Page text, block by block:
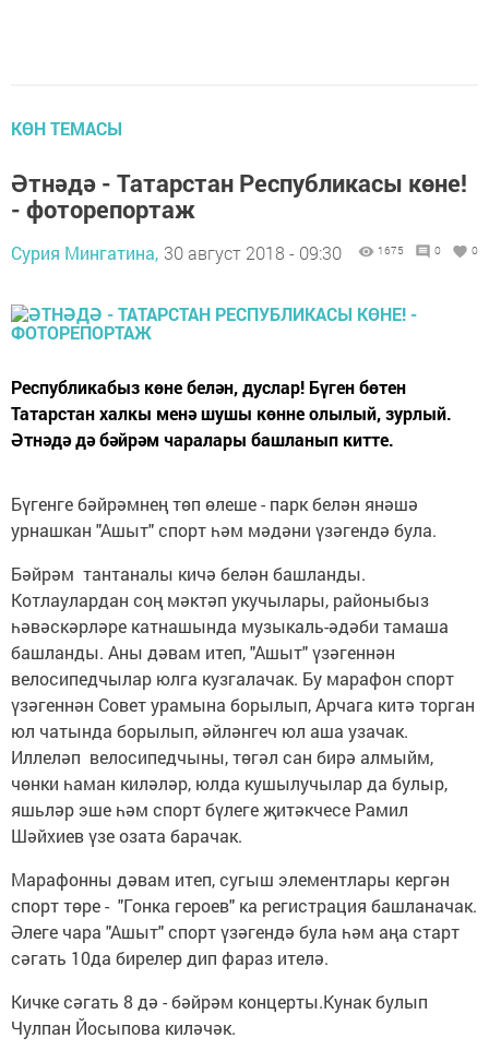
КӨН ТЕМАСЫ
Әтнәдә - Татарстан Республикасы көне!
- фоторепортаж
Сурия Мингатина, 30 август 2018 - 09:30 1675 0 0
Республикабыз көне белән, дуслар! Бүген бөтен
Татарстан халкы менә шушы көнне олылый, зурлый.
Әтнәдә дә бәйрәм чаралары башланып китте.
Бүгенге бәйрәмнең төп өлеше - парк белән янәшә
урнашкан "Ашыт" спорт һәм мәдәни үзәгендә була.
Бәйрәм тантаналы кичә белән башланды.
Котлаулардан соң мәктәп укучылары, районыбыз
һәвәскәрләре катнашында музыкаль-әдәби тамаша
башланды. Аны дәвам итеп, "Ашыт" үзәгеннән
велосипедчылар юлга кузгалачак. Бу марафон спорт
үзәгеннән Совет урамына борылып, Арчага китә торган
юл чатында борылып, әйләнгеч юл аша узачак.
Иллеләп велосипедчыны, төгәл сан бирә алмыйм,
чөнки һаман киләләр, юлда кушылучылар да булыр,
яшьләр эше һәм спорт бүлеге җитәкчесе Рамил
Шәйхиев үзе озата барачак.
Марафонны дәвам итеп, сугыш элементлары кергән
спорт төре - "Гонка героев" ка регистрация башланачак.
Әлеге чара "Ашыт" спорт үзәгендә була һәм аңа старт
сәгать 10да бирелер дип фараз ителә.
Кичке сәгать 8 дә - бәйрәм концерты.Кунак булып
Чулпан Йосыпова киләчәк.